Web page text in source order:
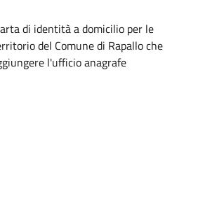
di identità a domicilio per le
del Comune di Rapallo che
l'ufficio anagrafe